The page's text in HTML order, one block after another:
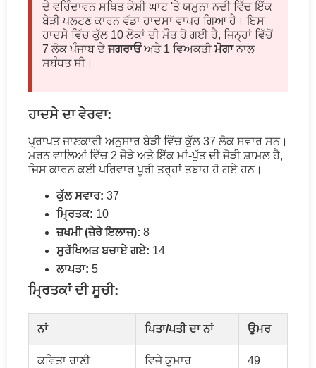
ਦੇ ਵਰਿੰਦਾਵਨ ਸਥਿਤ ਕੇਸ਼ੀ ਘਾਟ 'ਤੇ ਯਮੁਨਾ ਨਦੀ ਵਿੱਚ ਇੱਕ
ਬੇੜੀ ਪਲਟਣ ਕਾਰਨ ਵੱਡਾ ਹਾਦਸਾ ਵਾਪਰ ਗਿਆ ਹੈ। ਇਸ
ਹਾਦਸੇ ਵਿੱਚ ਕੁੱਲ 10 ਲੋਕਾਂ ਦੀ ਮੌਤ ਹੋ ਗਈ ਹੈ, ਜਿਨ੍ਹਾਂ ਵਿੱਚੋਂ
7 ਲੋਕ ਪੰਜਾਬ ਦੇਜਗਰਾਓਂਅਤੇ 1 ਵਿਅਕਤੀਮੋਗਾਨਾਲ
ਸਬੰਧਤ ਸੀ।
ਹਾਦਸੇ ਦਾ ਵੇਰਵਾ:
ਪ੍ਰਾਪਤ ਜਾਣਕਾਰੀ ਅਨੁਸਾਰ ਬੇੜੀ ਵਿੱਚ ਕੁੱਲ 37 ਲੋਕ ਸਵਾਰ ਸਨ।
ਮਰਨ ਵਾਲਿਆਂ ਵਿੱਚ 2 ਜੋੜੇ ਅਤੇ ਇੱਕ ਮਾਂ-ਪੁੱਤ ਦੀ ਜੋੜੀ ਸ਼ਾਮਲ ਹੈ,
ਜਿਸ ਕਾਰਨ ਕਈ ਪਰਿਵਾਰ ਪੂਰੀ ਤਰ੍ਹਾਂ ਤਬਾਹ ਹੋ ਗਏ ਹਨ।
ਕੁੱਲ ਸਵਾਰ: 37
ਮ੍ਰਿਤਕ: 10
ਜ਼ਖਮੀ (ਜ਼ੇਰੇ ਇਲਾਜ): 8
ਸੁਰੱਖਿਅਤ ਬਚਾਏ ਗਏ: 14
ਲਾਪਤਾ: 5
ਮ੍ਰਿਤਕਾਂ ਦੀ ਸੂਚੀ:
ਨਾਂ ਪਿਤਾ/ਪਤੀ ਦਾ ਨਾਂ ਉਮਰ
ਕਵਿਤਾ ਰਾਣੀ ਵਿਜੇ ਕੁਮਾਰ 49